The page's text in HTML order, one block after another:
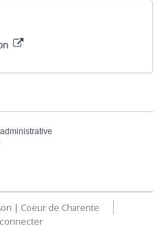
| Coeur de Charente